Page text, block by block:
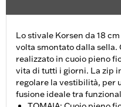
Lo stivale Korsen da 18
volta smontato dalla sella.
realizzato in cuoio pieno
vita di tutti i giorni. La zip
regolare la vestibilità, per
fusione ideale tra